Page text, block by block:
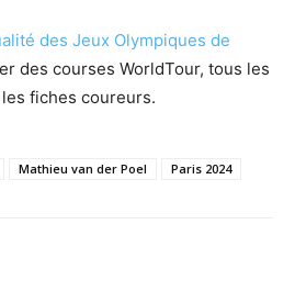
des Jeux Olympiques de
des courses WorldTour, tous les
fiches coureurs.
Mathieu van der Poel Paris 2024